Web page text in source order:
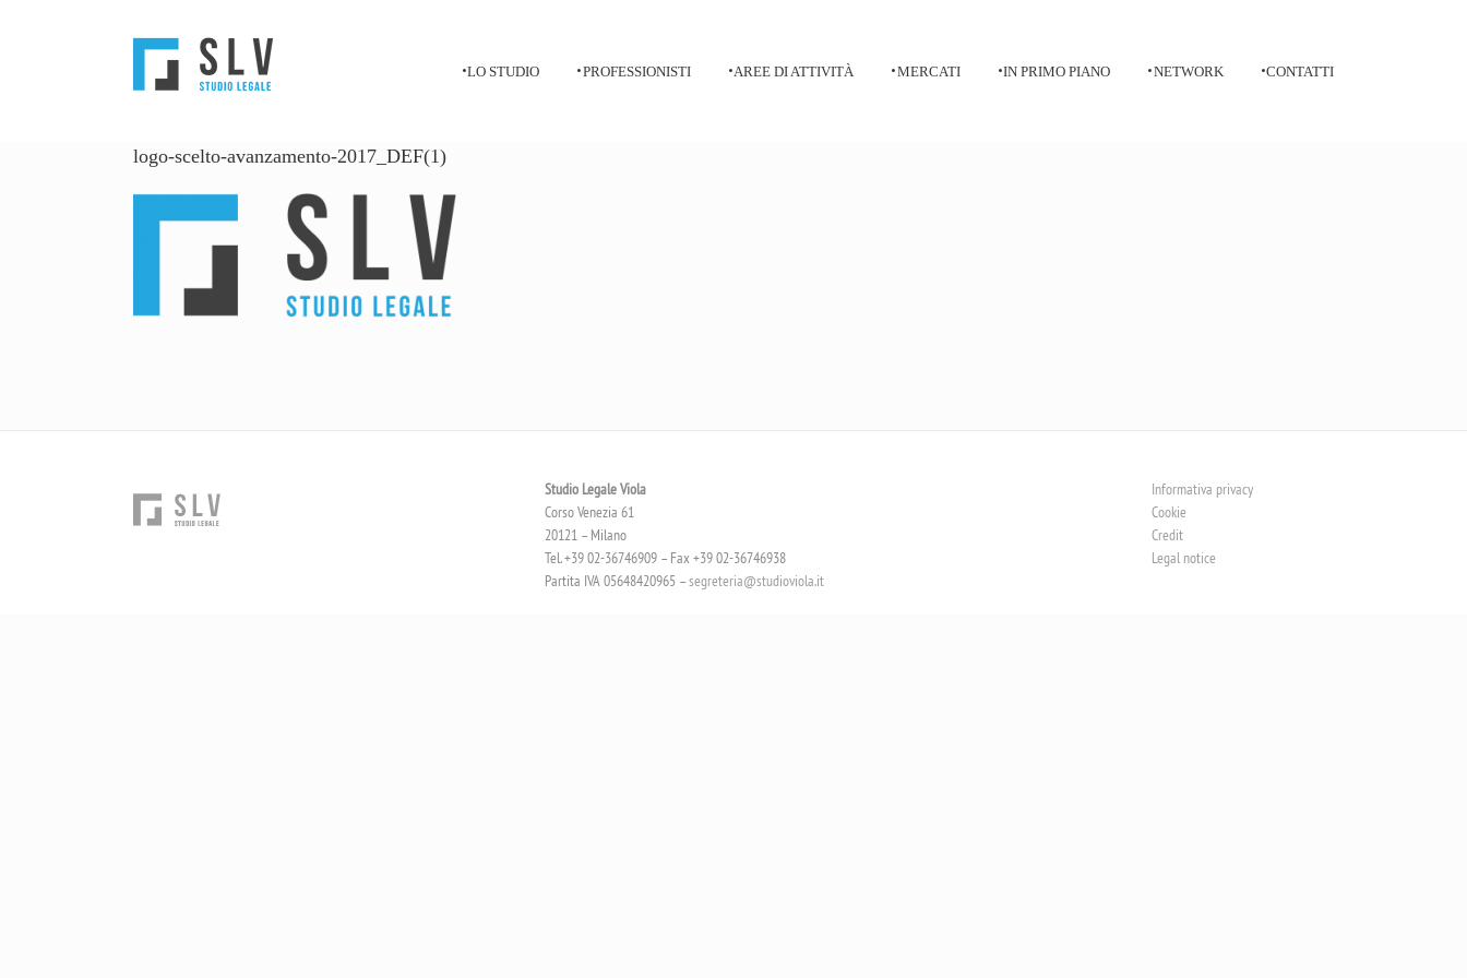
LO STUDIO
PROFESSIONISTI AREE DI ATTIVITÀ MERCATI IN PRIMO PIANO NETWORK CONTATTI
logo-scelto-avanzamento-2017_DEF(1)
Studio Legale Viola
Corso Venezia 61
20121 – Milano
Tel. +39 02-36746909 – Fax +39 02-36746938
Partita IVA 05648420965 –segreteria@studioviola.it
Informativa privacy
Cookie
Credit
Legal notice